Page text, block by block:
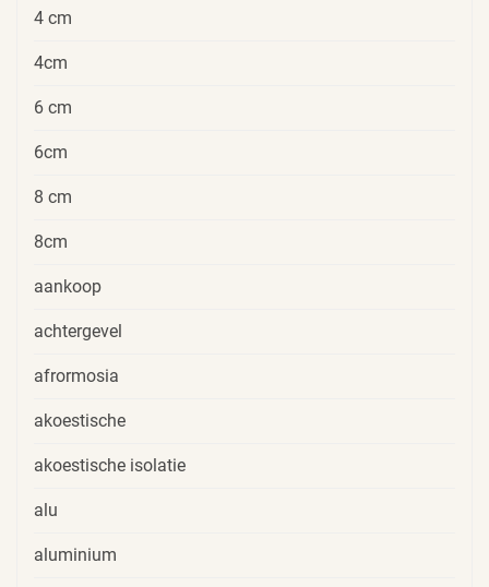
4 cm
4cm
6 cm
6cm
8 cm
8cm
aankoop
achtergevel
afrormosia
akoestische
akoestische isolatie
alu
aluminium